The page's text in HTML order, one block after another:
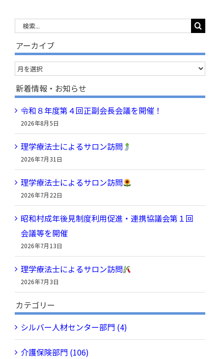
…
アーカイブ
ア
ー
カ
イ
ブ
新着情報・お知らせ
令和８年度第４回正副会長会議を開催！
2026年8月5日
理学療法士によるサロン訪問
2026年7月31日
理学療法士によるサロン訪問
2026年7月22日
昭和村成年後見制度利用促進・連携協議会第１回
会議等を開催
2026年7月13日
理学療法士によるサロン訪問
2026年7月3日
カテゴリー
シルバー人材センター部門 (4)
介護保険部門 (106)